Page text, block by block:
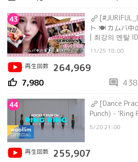
43
ト 🍽 カムバ中
| 최강의 멘탈
11/25 18:00
再生回数
264,969
thumb_up 7,980 comment 438
44
[Dance
Punch) - 'Ring
5/20 21:00
再生回数 255,907